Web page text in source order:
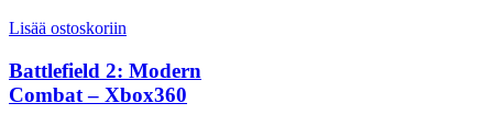
Lisää ostoskoriin
Battlefield 2: Modern
Combat – Xbox360